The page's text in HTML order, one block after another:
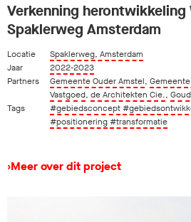
Verkenning
Spaklerweg Amsterdam
Locatie
Spaklerweg, Amsterdam
Jaar
2022-2023
Partners
Gemeente Ouder Amstel,
Vastgoed, de Architekten Cie.,
Tags
#gebiedsconcept
#positionering#transformatie
›Meer over dit project